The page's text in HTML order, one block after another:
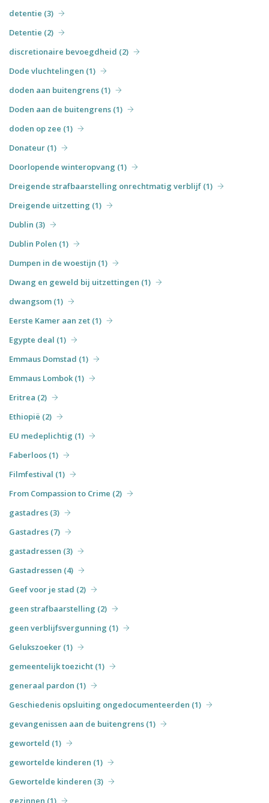
detentie (3)
Detentie (2)
discretionaire bevoegdheid (2)
Dode vluchtelingen (1)
doden aan buitengrens (1)
Doden aan de buitengrens (1)
doden op zee (1)
Donateur (1)
Doorlopende winteropvang (1)
Dreigende strafbaarstelling onrechtmatig verblijf (1)
Dreigende uitzetting (1)
Dublin (3)
Dublin Polen (1)
Dumpen in de woestijn (1)
Dwang en geweld bij uitzettingen (1)
dwangsom (1)
Eerste Kamer aan zet (1)
Egypte deal (1)
Emmaus Domstad (1)
Emmaus Lombok (1)
Eritrea (2)
Ethiopië (2)
EU medeplichtig (1)
Faberloos (1)
Filmfestival (1)
From Compassion to Crime (2)
gastadres (3)
Gastadres (7)
gastadressen (3)
Gastadressen (4)
Geef voor je stad (2)
geen strafbaarstelling (2)
geen verblijfsvergunning (1)
Gelukszoeker (1)
gemeentelijk toezicht (1)
generaal pardon (1)
Geschiedenis opsluiting ongedocumenteerden (1)
gevangenissen aan de buitengrens (1)
geworteld (1)
gewortelde kinderen (1)
Gewortelde kinderen (3)
gezinnen (1)